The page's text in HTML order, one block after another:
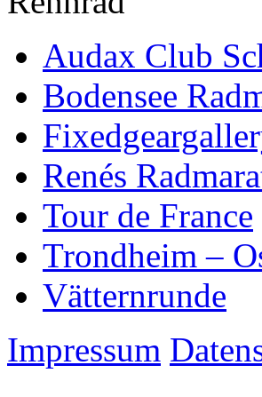
Audax Club
Bodensee
Renés
Tour de France
Trondheim –
Vätternrunde
Impressum